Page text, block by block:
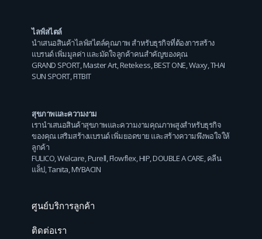
ไลฟ์สไตล์
นำเสนอสินค้าไลฟ์สไตล์คุณภาพ สำหรับธุรกิจที่ต้องการสร้าง
แบรนด์ เพิ่มมูลค่า และมัดใจลูกค้าคนสำคัญของคุณ
GRAND SPORT,Master Art,Retekess,BEST ONE,Waxy,THAI
SUN SPORT,FITBIT
สุขภาพและความงาม
เรานำเสนอสินค้าสุขภาพและความงามคุณภาพสูงสำหรับธุรกิจ
ของคุณ เสริมสร้างแบรนด์ เพิ่มยอดขาย และสร้างความพึงพอใจให้
ลูกค้า
FULICO Welcare Purell Flowflex HIP DOUBLE A CARE คลีน
แล็ป, Tanita MYBACIN
ศูนย์บริการลูกค้า
ติดต่อเรา